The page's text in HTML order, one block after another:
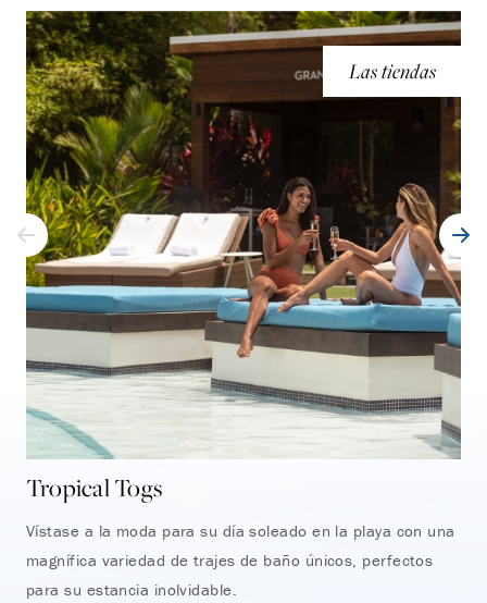
Las tiendas
Tropical Togs
Vístase a la moda para su día soleado en la playa con una
magnífica variedad de trajes de baño únicos, perfectos
para su estancia inolvidable.